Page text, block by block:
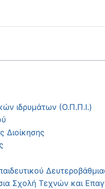
ιδρυμάτων (Ο.Π.Π.Ι.)
Διοίκησης
Σχολή Τεχνών και